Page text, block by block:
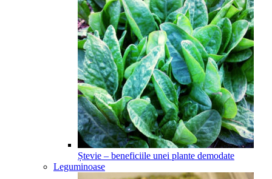
Ștevie – beneficiile unei plante demodate
Leguminoase